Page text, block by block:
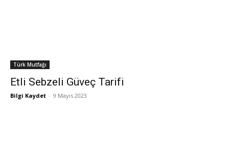
Türk Mutfağı
Etli Sebzeli Güveç Tarifi
Bilgi Kaydet - 9 Mayıs 2023